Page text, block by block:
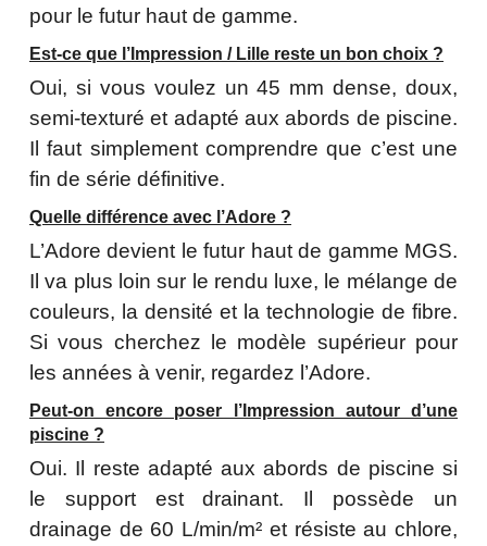
pour le futur haut de gamme.
Est-ce que l’Impression / Lille reste un bon choix ?
Oui, si vous voulez un 45 mm dense, doux,
semi-texturé et adapté aux abords de piscine.
Il faut simplement comprendre que c’est une
fin de série définitive.
Quelle différence avec l’Adore ?
L’Adore devient le futur haut de gamme MGS.
Il va plus loin sur le rendu luxe, le mélange de
couleurs, la densité et la technologie de fibre.
Si vous cherchez le modèle supérieur pour
les années à venir, regardez l’Adore.
Peut-on encore poser l’Impression autour d’une
piscine ?
Oui. Il reste adapté aux abords de piscine si
le support est drainant. Il possède un
drainage de 60 L/min/m² et résiste au chlore,